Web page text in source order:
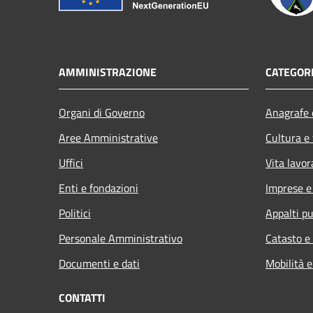
AMMINISTRAZIONE
Organi di Governo
Aree Amministrative
Uffici
Enti e fondazioni
Politici
Personale Amministrativo
Documenti e dati
Cultura
Vita
Imprese
Appalti
Catasto
Mobilità
CONTATTI